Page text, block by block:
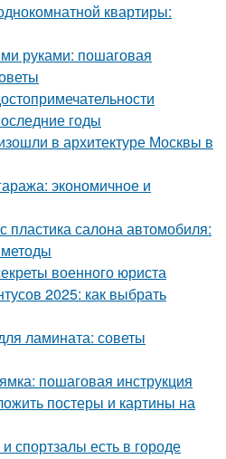
квартиры:
руками: пошаговая
годы
в архитектуре Москвы в
экономичное и
пластика салона автомобиля:
военного юриста
2025: как выбрать
ламината: советы
пошаговая инструкция
постеры и картины на
спортзалы есть в городе